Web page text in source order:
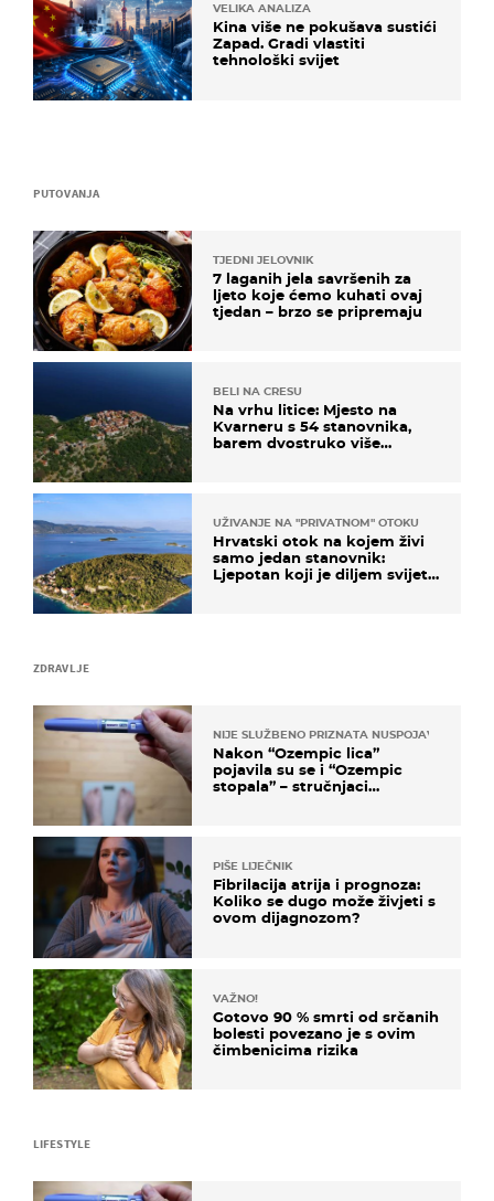
ZDRAVLJE
NIJE SLUŽBENO PRIZNATA NUSPOJAVA, ALI ...
Nakon “Ozempic lica”
pojavila su se i “Ozempic
stopala” – stručnjaci
PIŠE LIJEČNIK
Fibrilacija atrija i prognoza:
Koliko se dugo može živjeti s
ovom dijagnozom?
VAŽNO!
Gotovo 90 % smrti od srčanih
bolesti povezano je s ovim
čimbenicima rizika
PUTOVANJA
TJEDNI JELOVNIK
7 laganih jela savršenih za
ljeto koje ćemo kuhati ovaj
tjedan – brzo se pripremaju
BELI NA CRESU
Na vrhu litice: Mjesto na
Kvarneru s 54 stanovnika,
barem dvostruko više
UŽIVANJE NA "PRIVATNOM" OTOKU
Hrvatski otok na kojem živi
samo jedan stanovnik:
Ljepotan koji je diljem svijeta
VELIKA ANALIZA
Kina više ne pokušava sustići
Zapad. Gradi vlastiti
tehnološki svijet
LIFESTYLE